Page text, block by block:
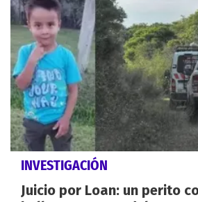
INVESTIGACIÓN
Juicio por Loan: un perito